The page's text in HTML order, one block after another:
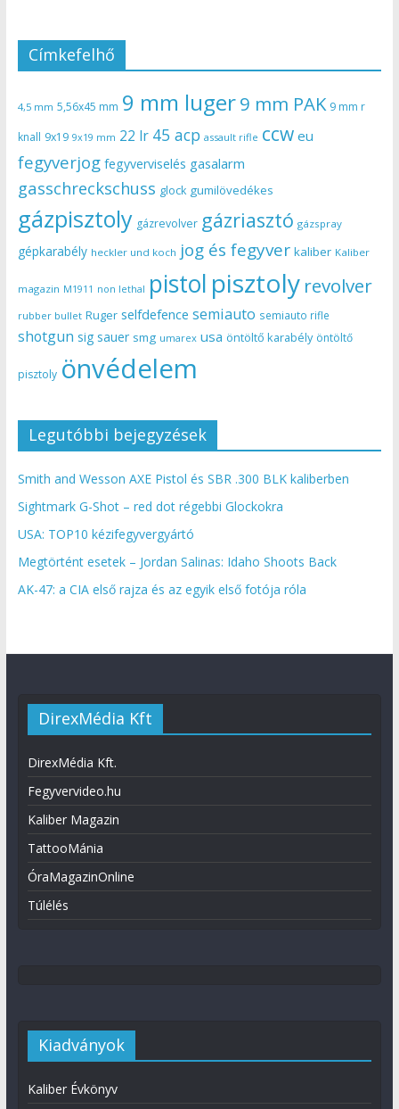
Címkefelhő
4,5 mm 5,56x45 mm 9 mm luger9 mm PAK 9 mm r
knall 9x19 9x19 mm 22 lr 45 acp assault rifle ccw eu
fegyverjog fegyverviselés gasalarm
gasschreckschuss glock gumilövedékes
gázpisztoly gázrevolver gázriasztó gázspray
gépkarabély heckler und koch jog és fegyver kaliber Kaliber
magazin M1911 non lethal pistol pisztoly revolver
rubber bullet Ruger selfdefence semiauto semiauto rifle
shotgun sig sauer smg umarex usa öntöltő karabély öntöltő
pisztoly önvédelem
Legutóbbi bejegyzések
Smith and Wesson AXE Pistol és SBR .300 BLK kaliberben
Sightmark G-Shot – red dot régebbi Glockokra
USA: TOP10 kézifegyvergyártó
Megtörtént esetek – Jordan Salinas: Idaho Shoots Back
AK-47: a CIA első rajza és az egyik első fotója róla
DirexMédia Kft
DirexMédia Kft.
Fegyvervideo.hu
Kaliber Magazin
TattooMánia
ÓraMagazinOnline
Túlélés
Kiadványok
Kaliber Évkönyv